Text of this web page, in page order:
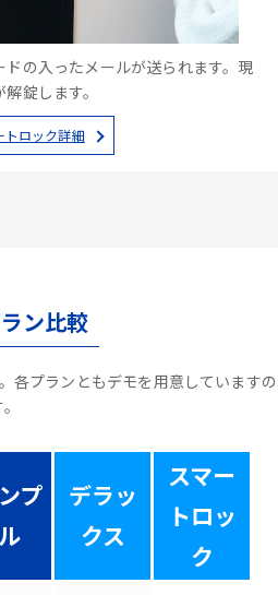
の入ったメールが送られます。現
錠します。
トロック詳細
ン比較
各プランともデモを用意していますの
プ
ル
デラッ
クス
スマー
トロッ
ク